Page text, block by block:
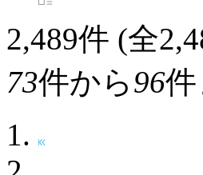
2,489件 (全
73件から96